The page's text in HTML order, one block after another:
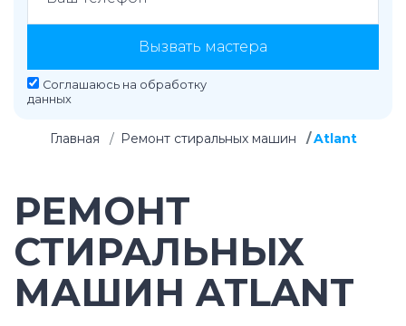
Вызвать мастера
Соглашаюсь на обработку
данных
Главная Ремонт стиральных машин Atlant
РЕМОНТ
СТИРАЛЬНЫХ
МАШИН ATLANT